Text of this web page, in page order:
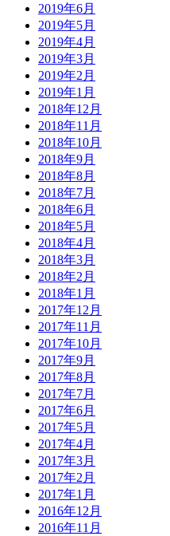
2019年6月
2019年5月
2019年4月
2019年3月
2019年2月
2019年1月
2018年12月
2018年11月
2018年10月
2018年9月
2018年8月
2018年7月
2018年6月
2018年5月
2018年4月
2018年3月
2018年2月
2018年1月
2017年12月
2017年11月
2017年10月
2017年9月
2017年8月
2017年7月
2017年6月
2017年5月
2017年4月
2017年3月
2017年2月
2017年1月
2016年12月
2016年11月